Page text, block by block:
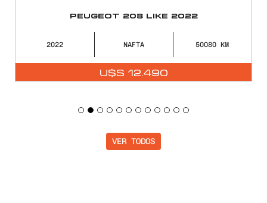
PEUGEOT 208 LIKE 2022
2022 NAFTA 50080
U$S 12.490
VER TODOS